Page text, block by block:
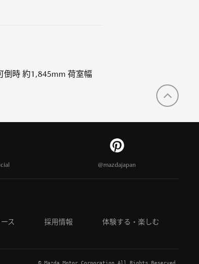
時 約1,845mm 荷室幅
@mazdajapan
ス 採用情報 体験する・楽しむ
© Mazda Motor Corporation All Rights Reserved.